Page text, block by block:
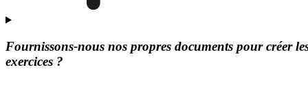
Fournissons-nous nos propres documents pour créer
exercices ?